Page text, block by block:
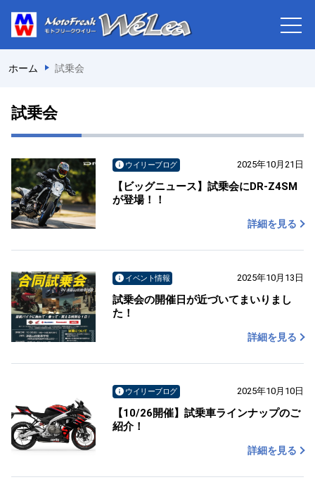
ホーム 試乗会
試乗会
ウイリーブログ 2025年10月21日
【ビッグニュース】試乗会にDR-Z4SM
が登場！！
詳細を見る
イベント情報 2025年10月13日
試乗会の開催日が近づいてまいりまし
た！
詳細を見る
ウイリーブログ 2025年10月10日
【10/26開催】試乗車ラインナップのご
紹介！
詳細を見る